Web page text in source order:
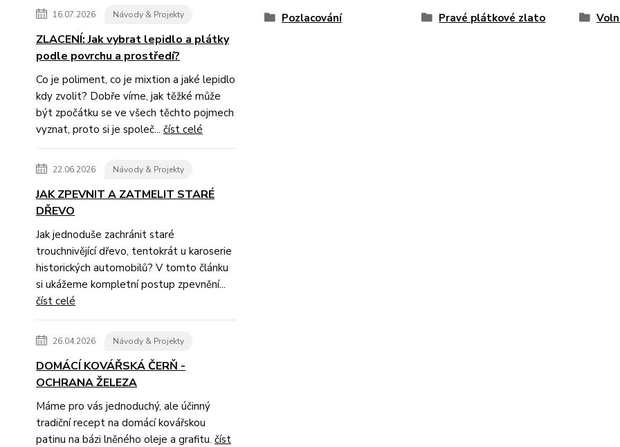
16.07.2026 Návody & Projekty
ZLACENÍ: Jak vybrat lepidlo a plátky
podle povrchu a prostředí?
Co je poliment, co je mixtion a jaké lepidlo
kdy zvolit? Dobře víme, jak těžké může
být zpočátku se ve všech těchto pojmech
vyznat, proto si je společ... číst celé
22.06.2026 Návody & Projekty
JAK ZPEVNIT A ZATMELIT STARÉ
DŘEVO
Jak jednoduše zachránit staré
trouchnivějící dřevo, tentokrát u karoserie
historických automobilů? V tomto článku
si ukážeme kompletní postup zpevnění...
číst celé
26.04.2026 Návody & Projekty
DOMÁCÍ KOVÁŘSKÁ ČERŇ -
OCHRANA ŽELEZA
Máme pro vás jednoduchý, ale účinný
tradiční recept na domácí kovářskou
patinu na bázi lněného oleje a grafitu. číst
Pozlacování Pravé plátkové zlato